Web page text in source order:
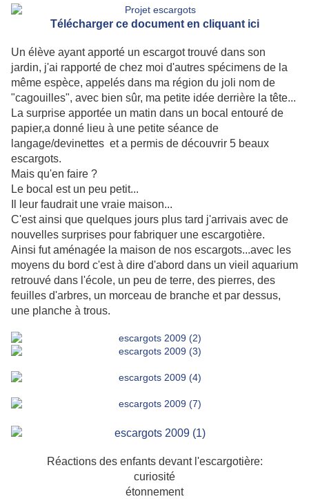
Télécharger ce document en cliquant ici
Un élève ayant apporté un escargot trouvé dans son
jardin, j'ai rapporté de chez moi d'autres spécimens de la
même espèce, appelés dans ma région du joli nom de
"cagouilles", avec bien sûr, ma petite idée derrière la tête...
La surprise apportée un matin dans un bocal entouré de
papier,a donné lieu à une petite séance de
langage/devinettes et a permis de découvrir 5 beaux
escargots.
Mais qu'en faire ?
Le bocal est un peu petit...
Il leur faudrait une vraie maison...
C'est ainsi que quelques jours plus tard j'arrivais avec de
nouvelles surprises pour fabriquer une escargotière.
Ainsi fut aménagée la maison de nos escargots...avec les
moyens du bord c'est à dire d'abord dans un vieil aquarium
retrouvé dans l'école, un peu de terre, des pierres, des
feuilles d'arbres, un morceau de branche et par dessus,
une planche à trous.
Réactions des enfants devant l'escargotière:
curiosité
étonnement